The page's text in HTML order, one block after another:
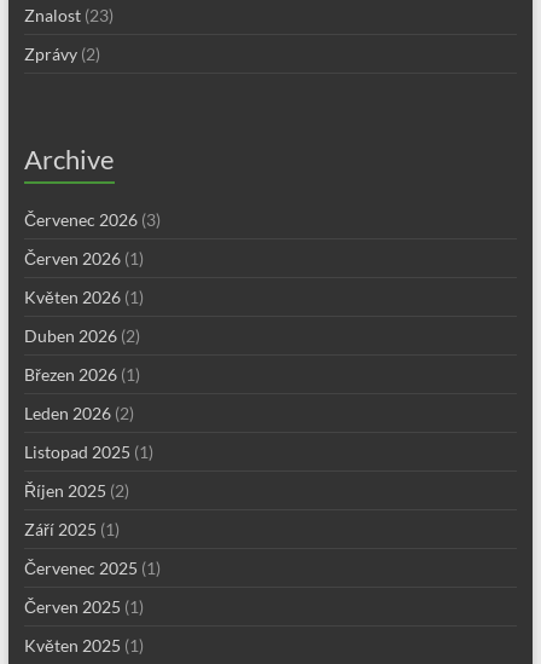
Znalost(23)
Zprávy(2)
Archive
Červenec 2026(3)
Červen 2026(1)
Květen 2026(1)
Duben 2026(2)
Březen 2026(1)
Leden 2026(2)
Listopad 2025 (1)
Říjen 2025 (2)
Září 2025 (1)
Červenec 2025 (1)
Červen 2025 (1)
Květen 2025 (1)